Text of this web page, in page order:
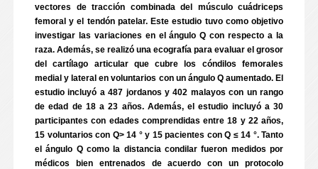
vectores de tracción combinada del músculo cuádriceps
femoral y el tendón patelar. Este estudio tuvo como objetivo
investigar las variaciones en el ángulo Q con respecto a la
raza. Además, se realizó una ecografía para evaluar el grosor
del cartílago articular que cubre los cóndilos femorales
medial y lateral en voluntarios con un ángulo Q aumentado. El
estudio incluyó a 487 jordanos y 402 malayos con un rango
de edad de 18 a 23 años. Además, el estudio incluyó a 30
participantes con edades comprendidas entre 18 y 22 años,
15 voluntarios con Q> 14 ° y 15 pacientes con Q ≤ 14 °. Tanto
el ángulo Q como la distancia condilar fueron medidos por
médicos bien entrenados de acuerdo con un protocolo